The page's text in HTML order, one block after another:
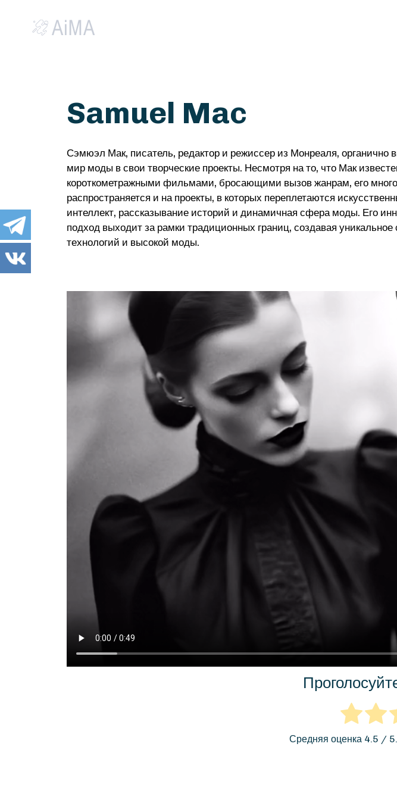
Samuel Mac
Сэмюэл Мак, писатель, редактор и режиссер из Монреаля, органично
мир моды в свои творческие проекты. Несмотря на то, что Мак
короткометражными фильмами, бросающими вызов жанрам, его
распространяется и на проекты, в которых переплетаются
интеллект, рассказывание историй и динамичная сфера моды. Его
подход выходит за рамки традиционных границ, создавая уникальное
технологий и высокой моды.
Средняя оценка 4.5 /